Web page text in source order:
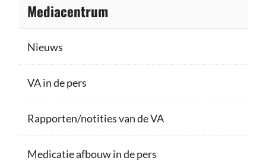
Mediacentrum
Nieuws
VA in de pers
Rapporten/notities van de VA
Medicatie afbouw in de pers